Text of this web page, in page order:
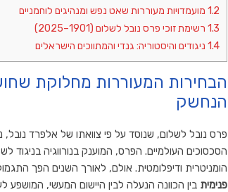
1.2 מועמדויות מעוררות שאט נפש ומנהיגים לוחמניים
1.3 רשימת זוכי פרס נובל לשלום (1901–2025)
1.4 ניגודים והיסטוריה: גנדי והמתווכים הישראלים
הבחירות המעוררות מחלוקת
הנחשק
פרס נובל לשלום, שנוסד על פי צוואתו של אלפרד נובל,
הסכסוכים העולמיים. הפרס, המוענק בנורווגיה בניגוד
הומניטרית ודיפלומטית. אולם, לאורך השנים הפך
פנימית בין הכוונה הנעלה לבין היישום המעשי, המושפע